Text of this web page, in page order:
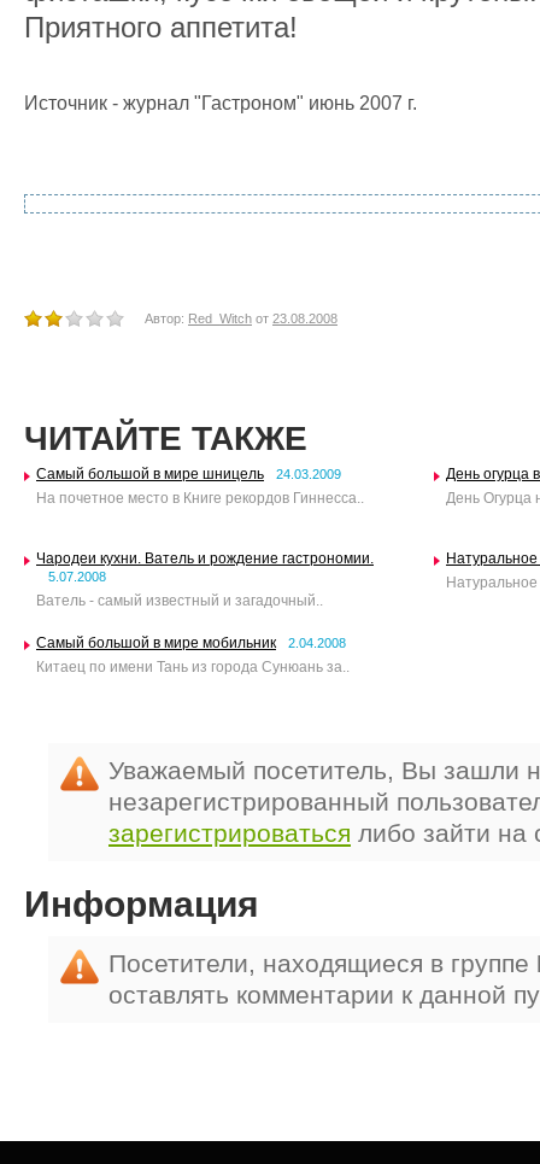
Приятного аппетита!
Источник - журнал "Гастроном" июнь 2007 г.
Автор: Red_Witch от 23.08.2008
ЧИТАЙТЕ ТАКЖЕ
Самый большой в мире шницель 24.03.2009
На почетное место в Книге рекордов Гиннесса..
День огурца
День Огурца
Чародеи кухни. Ватель и рождение гастрономии.
5.07.2008
Ватель - самый известный и загадочный..
Самый большой в мире мобильник 2.04.2008
Китаец по имени Тань из города Сунюань за..
Уважаемый посетитель, Вы зашли
незарегистрированный
зарегистрироваться либо зайти на
Информация
Посетители, находящиеся в группе
оставлять комментарии к данной